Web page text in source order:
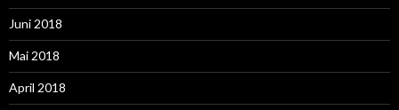
Juni 2018
Mai 2018
April 2018